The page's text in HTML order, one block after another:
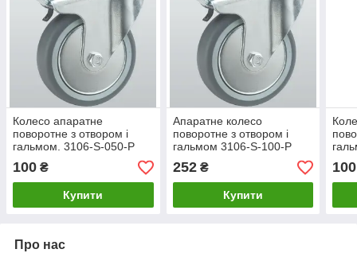
Колесо апаратне
поворотне з отвором і
гальмом. 3106-S-050-P
100 ₴
Купити
Апаратне колесо
поворотне з отвором і
гальмом 3106-S-100-P
252₴
Купити
100
Про нас